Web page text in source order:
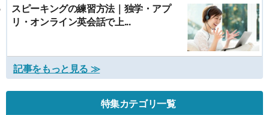
スピーキングの練習方法｜独学・アプ
リ・オンライン英会話で上...
記事をもっと見る ≫
特集カテゴリ一覧